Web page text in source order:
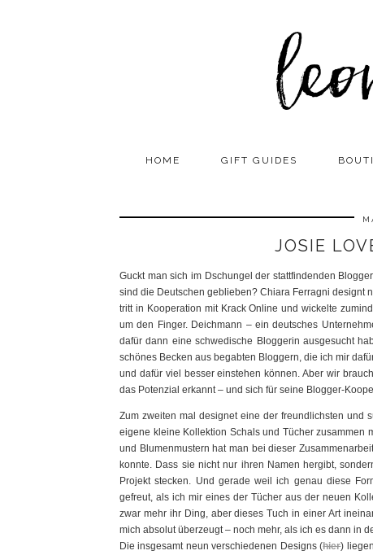
HOME GIFT GUIDES
JOSIE
Guckt man sich im Dschungel der stattfindenden
sind die Deutschen geblieben? Chiara Ferragni designt
tritt in Kooperation mit Krack Online und wickelte
um den Finger. Deichmann – ein deutsches
dafür dann eine schwedische Bloggerin ausgesucht
schönes Becken aus begabten Bloggern, die ich mir
und dafür viel besser einstehen können. Aber wir
das Potenzial erkannt – und sich für seine Blogger-
Zum zweiten mal designet eine der freundlichsten und
eigene kleine Kollektion Schals und Tücher zusammen
und Blumenmustern hat man bei dieser
konnte. Dass sie nicht nur ihren Namen hergibt,
Projekt stecken. Und gerade weil ich genau diese
gefreut, als ich mir eines der Tücher aus der neuen
zwar mehr ihr Ding, aber dieses Tuch in einer Art
mich absolut überzeugt – noch mehr, als ich es dann in
Die insgesamt neun verschiedenen Designs (hier)